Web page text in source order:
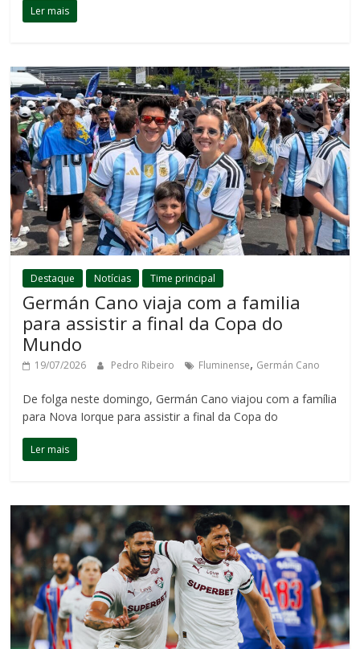
Ler mais
Destaque Notícias Time principal
Germán Cano viaja com a familia
para assistir a final da Copa do
Mundo
19/07/2026 Pedro Ribeiro Fluminense, Germán Cano
De folga neste domingo, Germán Cano viajou com a família
para Nova Iorque para assistir a final da Copa do
Ler mais